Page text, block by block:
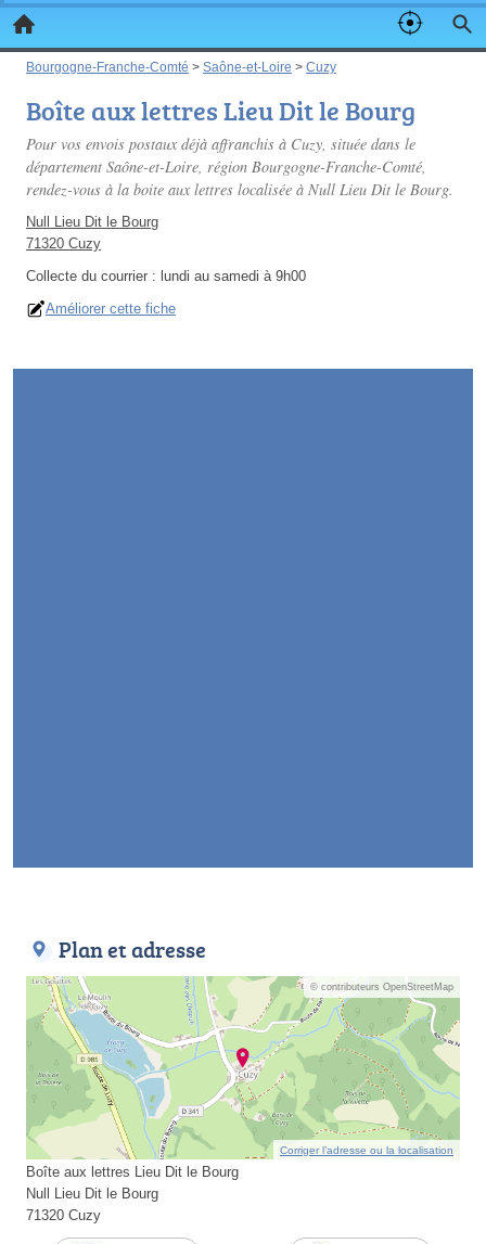
Bourgogne-Franche-Comté > Saône-et-Loire > Cuzy
Boîte aux lettres Lieu Dit le Bourg
Pour vos envois postaux déjà affranchis à Cuzy, située dans le
département Saône-et-Loire, région Bourgogne-Franche-Comté,
rendez-vous à la boite aux lettres localisée à Null Lieu Dit le Bourg.
Null Lieu Dit le Bourg
71320 Cuzy
Collecte du courrier : lundi au samedi à 9h00
Améliorer cette fiche
Plan et adresse
© contributeurs OpenStreetMap
Corriger l’adresse ou la localisation
Boîte aux lettres Lieu Dit le Bourg
Null Lieu Dit le Bourg
71320 Cuzy